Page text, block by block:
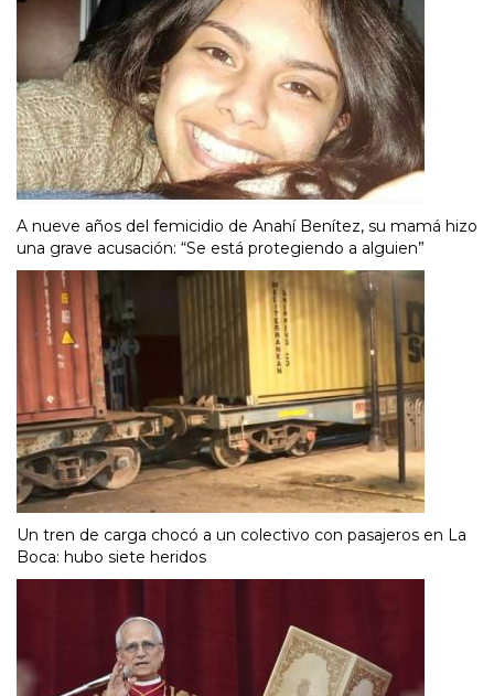
A nueve años del femicidio de Anahí Benítez, su mamá hizo
una grave acusación: “Se está protegiendo a alguien”
Un tren de carga chocó a un colectivo con pasajeros en La
Boca: hubo siete heridos